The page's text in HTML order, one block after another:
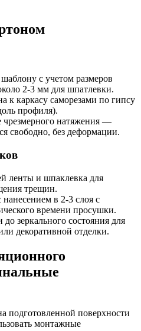
с учетом размеров
2-3 мм для шпатлевки.
к каркасу саморезами по гипсу
профиля).
чрезмерного натяжения —
свободно, без деформации.
ленты и шпаклевка для
трещин.
в 2-3 слоя с
времени просушки.
зеркального состояния для
декоративной отделки.
подготовленной поверхности
монтажные